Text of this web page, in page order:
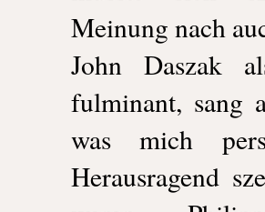
Meinung nach
John Daszak
fulminant, sang
was mich
Herausragend